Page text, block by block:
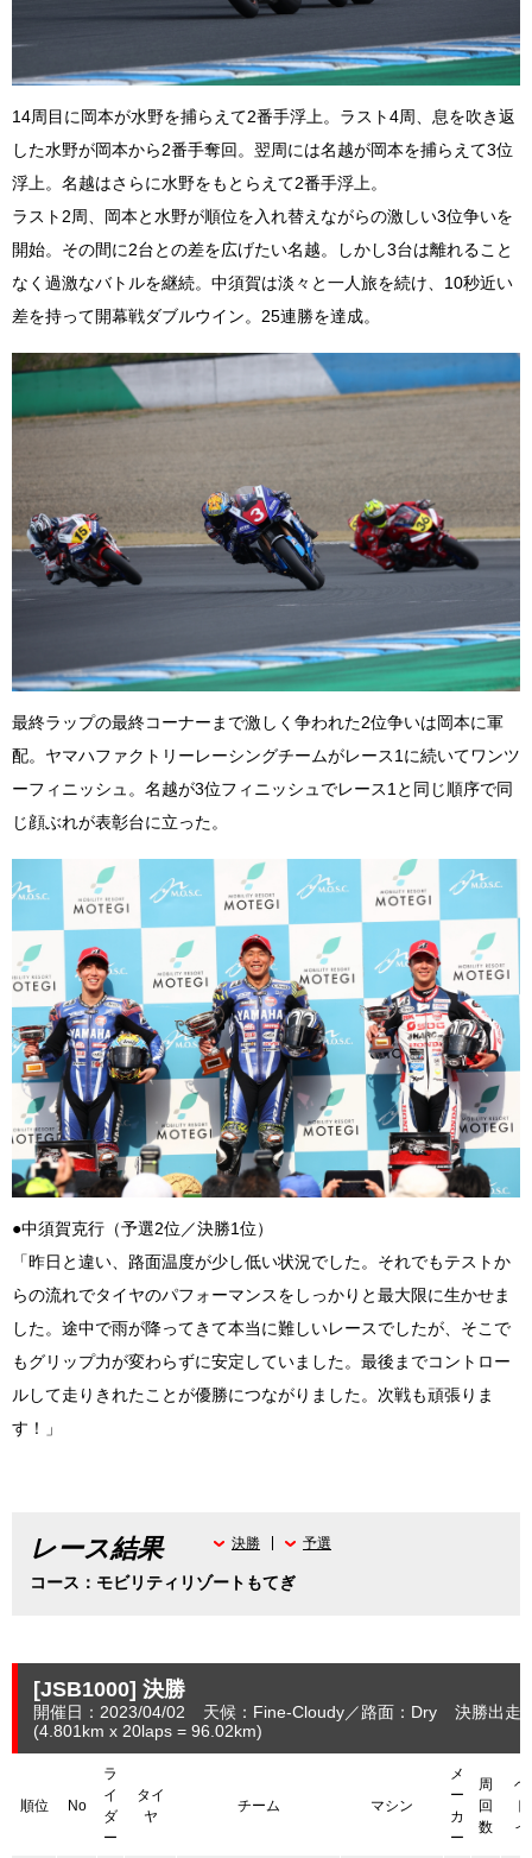
14周目に岡本が水野を捕らえて2番手浮上。ラスト4周、息を吹き返
した水野が岡本から2番手奪回。翌周には名越が岡本を捕らえて3位
浮上。名越はさらに水野をもとらえて2番手浮上。
ラスト2周、岡本と水野が順位を入れ替えながらの激しい3位争いを
開始。その間に2台との差を広げたい名越。しかし3台は離れること
なく過激なバトルを継続。中須賀は淡々と一人旅を続け、10秒近い
差を持って開幕戦ダブルウイン。25連勝を達成。
最終ラップの最終コーナーまで激しく争われた2位争いは岡本に軍
配。ヤマハファクトリーレーシングチームがレース1に続いてワンツ
ーフィニッシュ。名越が3位フィニッシュでレース1と同じ順序で同
じ顔ぶれが表彰台に立った。
●中須賀克行（予選2位／決勝1位）
「昨日と違い、路面温度が少し低い状況でした。それでもテストか
らの流れでタイヤのパフォーマンスをしっかりと最大限に生かせま
した。途中で雨が降ってきて本当に難しいレースでしたが、そこで
もグリップ力が変わらずに安定していました。最後までコントロー
ルして走りきれたことが優勝につながりました。次戦も頑張りま
す！」
レース結果
コース：モビリティリゾートもてぎ
決勝 予選
[JSB1000] 決勝
開催日：2023/04/02 天候：Fine-Cloudy 路面：Dry
決勝出走
(4.801 km x 20laps = 96.02km)
順位 No
ラ
イ
ダ
ー
タイ
ヤ
チーム マシン
メ
ー
カ
ー
周
回
数
ベ
イ